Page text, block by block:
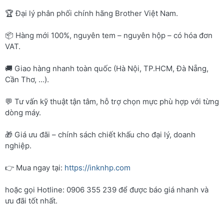
🏆 Đại lý phân phối chính hãng Brother Việt Nam.
📦 Hàng mới 100%, nguyên tem – nguyên hộp – có hóa đơn
VAT.
🚚 Giao hàng nhanh toàn quốc (Hà Nội, TP.HCM, Đà Nẵng,
Cần Thơ, …).
💬 Tư vấn kỹ thuật tận tâm, hỗ trợ chọn mực phù hợp với từng
dòng máy.
🎁 Giá ưu đãi – chính sách chiết khấu cho đại lý, doanh
nghiệp.
👉 Mua ngay tại: https://inknhp.com
hoặc gọi Hotline: 0906 355 239 để được báo giá nhanh và
ưu đãi tốt nhất.